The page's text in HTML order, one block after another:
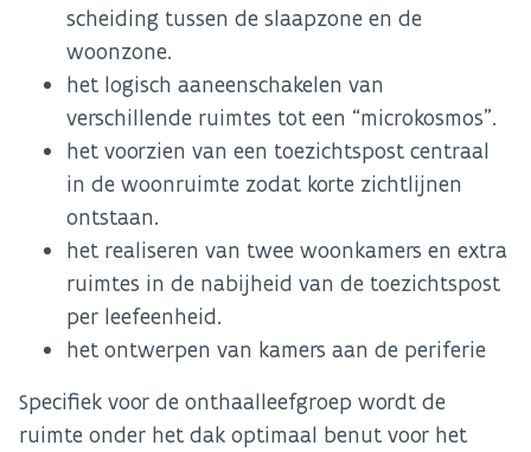
scheiding tussen de slaapzone en de
woonzone.
het logisch aaneenschakelen van
verschillende ruimtes tot een “microkosmos”.
het voorzien van een toezichtspost centraal
in de woonruimte zodat korte zichtlijnen
ontstaan.
het realiseren van twee woonkamers en extra
ruimtes in de nabijheid van de toezichtspost
per leefeenheid.
het ontwerpen van kamers aan de periferie
Specifiek voor de onthaalleefgroep wordt de
ruimte onder het dak optimaal benut voor het